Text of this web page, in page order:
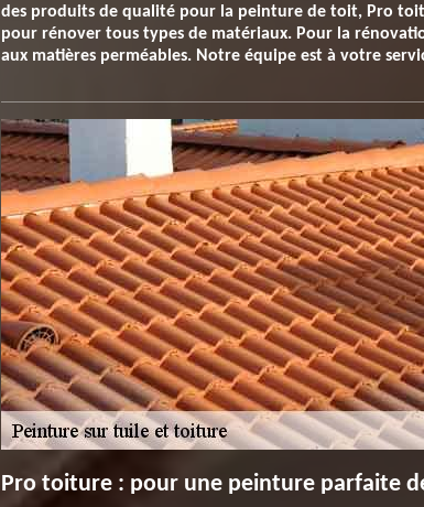
des produits de qualité pour la peinture de toit, Pro
pour rénover tous types de matériaux. Pour la
aux matières perméables. Notre équipe est à votre
Pro toiture : pour une peinture parfaite